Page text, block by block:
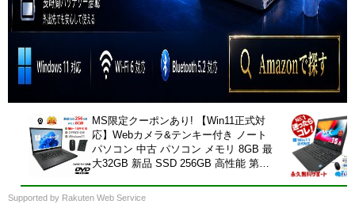
MS限定クーポンあり! 【Win11正式対
応】Webカメラ&テンキー付き ノート
パソコン 中古 パソコン メモリ 8GB 最
大32GB 新品 SSD 256GB 高性能 第8
コン Windows11 Pro 店長オススメ お
Supported by Rakuten Web Service